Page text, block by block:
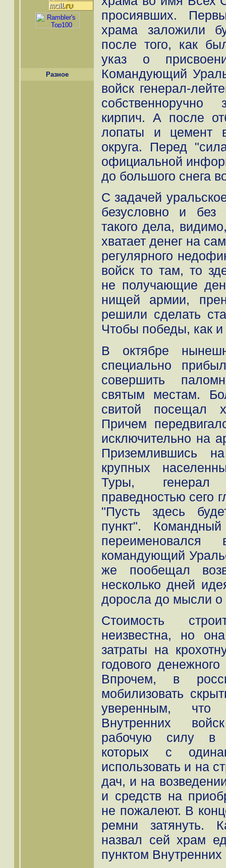
Разное
просиявших.
храма заложили
после того, как
указ о
Командующий
войск генерал-
собственноручно
кирпич. А после
лопаты и цемент
округа. Перед
официальной
до большого снега
С задачей
безусловно и без
такого дела,
хватает денег на
регулярного
войск то там, то
не получающие
нищей армии,
решили сделать
Чтобы победы, как
В октябре
специально
совершить
святым местам.
свитой посещал
Причем
исключительно на
Приземлившись
крупных
Туры, генерал
праведностью сего
"Пусть здесь
пункт".
переименовался
командующий
же пообещал
несколько дней
доросла до мысли
Стоимость
неизвестна, но
затраты на
годового
Впрочем, в
мобилизовать
уверенным, что
Внутренних
рабочую силу в
которых с
использовать и на
дач, и на
и средств на
не пожалеют. В
ремни затянуть.
назвал сей храм
пунктом